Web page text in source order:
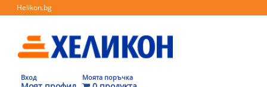
Helikon.bg
Вход Моята поръчка